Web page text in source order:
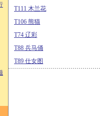
T111 木兰花
T106 熊猫
T74 辽彩
T88 兵马俑
T89 仕女图